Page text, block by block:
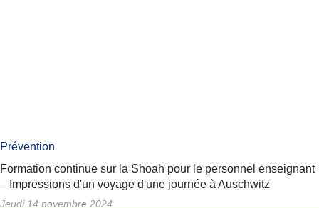
Prévention
Formation continue sur la Shoah pour le personnel enseignant
– Impressions d'un voyage d'une journée à Auschwitz
Jeudi 14 novembre 2024